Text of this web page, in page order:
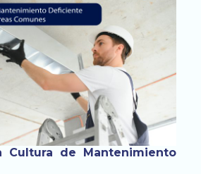
Cultura de Mantenimiento